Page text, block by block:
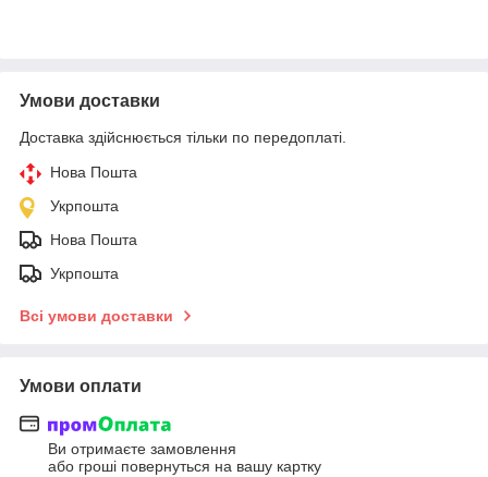
Умови доставки
Доставка здійснюється тільки по передоплаті.
Нова Пошта
Укрпошта
Нова Пошта
Укрпошта
Всі умови доставки
Умови оплати
Ви отримаєте замовлення
або гроші повернуться на вашу картку